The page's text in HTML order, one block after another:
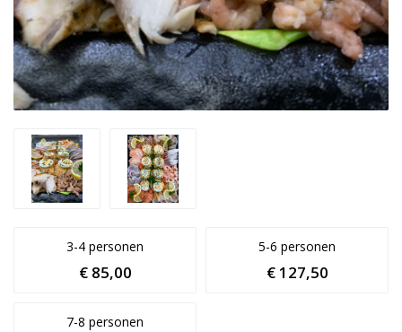
3-4 personen
€ 85,00
5-6 personen
€ 127,50
7-8 personen